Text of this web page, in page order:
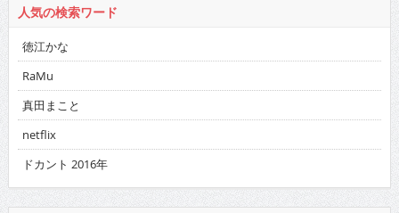
人気の検索ワード
徳江かな
RaMu
真田まこと
netflix
ドカント 2016年